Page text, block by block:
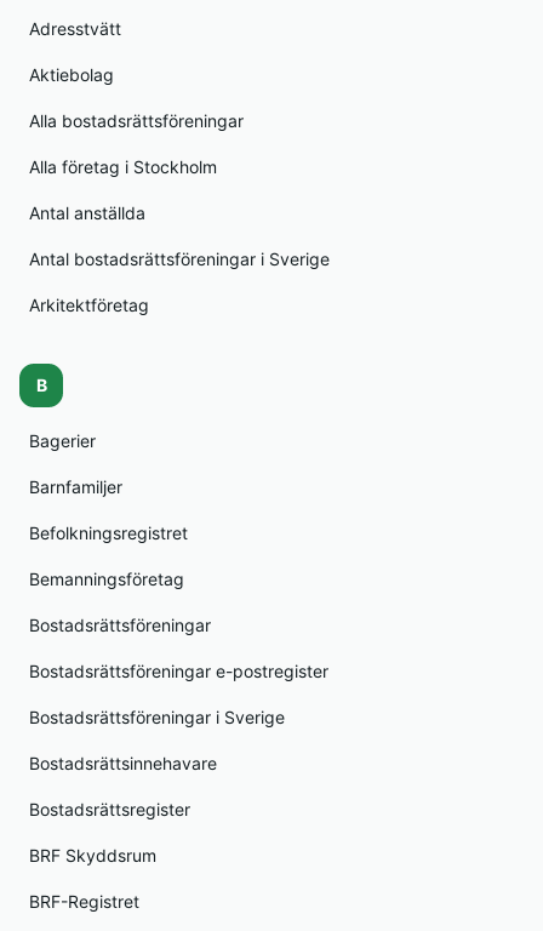
Adresstvätt
Aktiebolag
Alla bostadsrättsföreningar
Alla företag i Stockholm
Antal anställda
Antal bostadsrättsföreningar i Sverige
Arkitektföretag
B
Bagerier
Barnfamiljer
Befolkningsregistret
Bemanningsföretag
Bostadsrättsföreningar
Bostadsrättsföreningar e-postregister
Bostadsrättsföreningar i Sverige
Bostadsrättsinnehavare
Bostadsrättsregister
BRF Skyddsrum
BRF-Registret